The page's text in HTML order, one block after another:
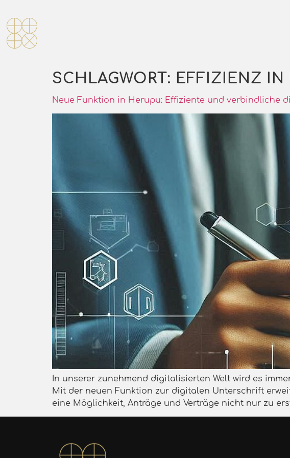
SCHLAGWORT: EFFIZIENZ IN
Neue Funktion in Herupu: Effiziente und verbindliche
In unserer zunehmend digitalisierten Welt wird es
Mit der neuen Funktion zur digitalen Unterschrift
eine Möglichkeit, Anträge und Verträge nicht nur zu